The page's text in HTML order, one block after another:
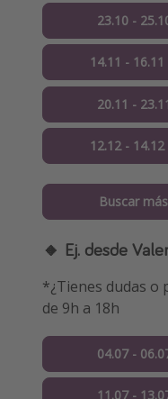
23.10 -
14.11 -
20.11 -
12.12 -
Buscar
🔸 Ej. desde
*¿Tienes dudas o
de 9h a 18h
04.07 -
11.07 -